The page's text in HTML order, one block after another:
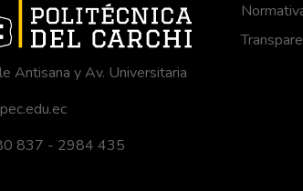
Antisana y Av. Universitaria
837 - 2984 435